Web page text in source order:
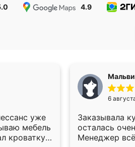
4.9
уже
мебель
кроватку
6
Заказывала
осталась
Менеджер